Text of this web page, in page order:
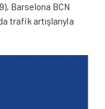
Barselona BCN
trafik artışlarıyla